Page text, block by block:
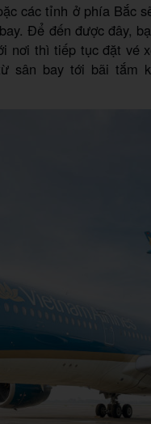
các tỉnh ở phía Bắc
Để đến được đây,
nơi thì tiếp tục đặt vé
sân bay tới bãi tắm